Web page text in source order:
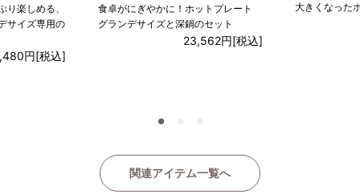
り楽しめる、
サイズ専用の
円[税込]
食卓がにぎやかに！ホットプレート
グランデサイズと深鍋のセット
23,562円[税込]
大きくなった
●
関連アイテム一覧へ